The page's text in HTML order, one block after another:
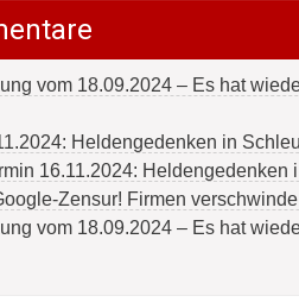
vom 18.09.2024 – Es hat
Heldengedenken in
16.11.2024: Heldengedenken
Zensur! Firmen
vom 18.09.2024 – Es hat